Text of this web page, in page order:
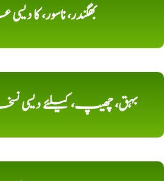
بھگندر، ناسور، کا
بہق، چھیپ، کیلئے